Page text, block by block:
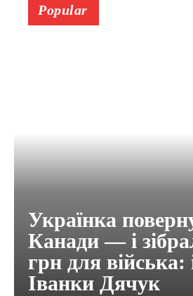
Popular
Українка
Канади — і
грн для війська:
Іванки Дячук